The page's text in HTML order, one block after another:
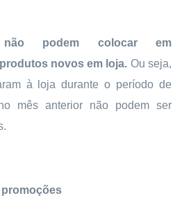
não podem colocar em
novos em loja. Ou seja,
à loja durante o período de
mês anterior não podem ser
promoções